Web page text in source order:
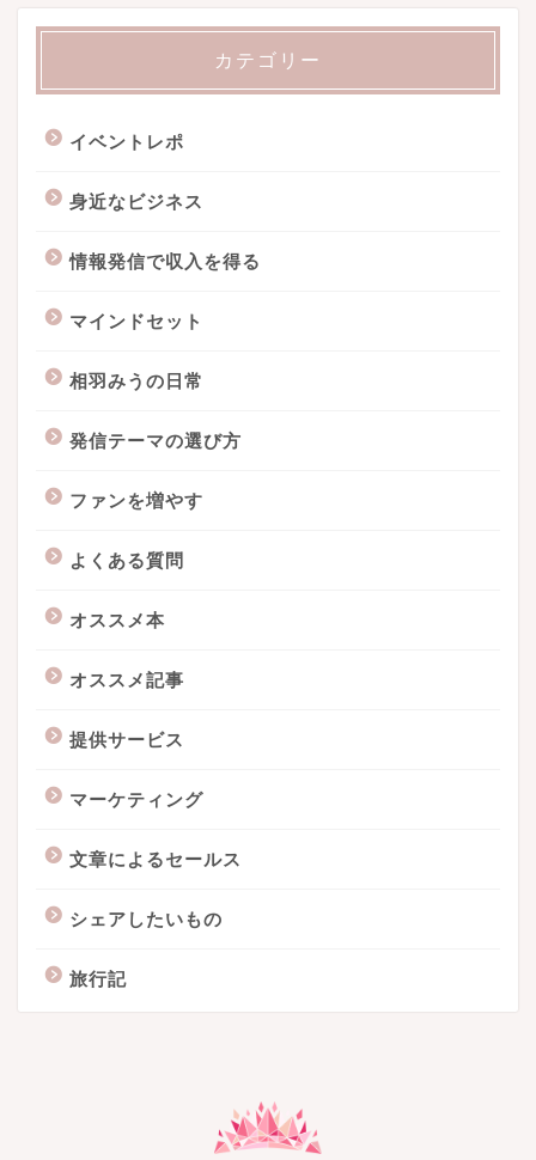
カテゴリー
イベントレポ
身近なビジネス
情報発信で収入を得る
マインドセット
相羽みうの日常
発信テーマの選び方
ファンを増やす
よくある質問
オススメ本
オススメ記事
提供サービス
マーケティング
文章によるセールス
シェアしたいもの
旅行記